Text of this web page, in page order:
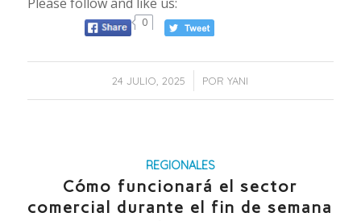
0
24 JULIO, 2025
/ PORYANI
REGIONALES
Cómo funcionará el sector
comercial durante el fin de semana